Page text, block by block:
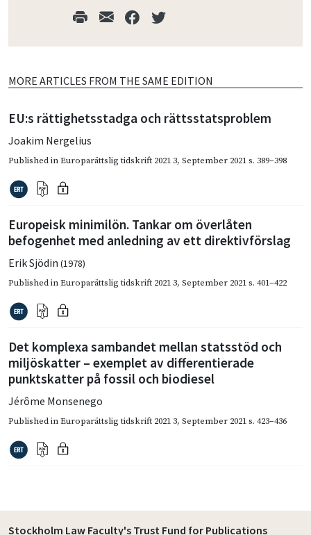
MORE ARTICLES FROM THE SAME EDITION
EU:s rättighetsstadga och rättsstatsproblem
Joakim Nergelius
Published inEuroparättslig tidskrift 2021 3, September 2021s. 389–398
Europeisk minimilön. Tankar om överlåten
befogenhet med anledning av ett direktivförslag
Erik Sjödin (1978)
Published inEuroparättslig tidskrift 2021 3, September 2021s. 401–422
Det komplexa sambandet mellan statsstöd och
miljöskatter – exemplet av differentierade
punktskatter på fossil och biodiesel
Jérôme Monsenego
Published inEuroparättslig tidskrift 2021 3, September 2021s. 423–436
Stockholm Law Faculty's Trust Fund for Publications